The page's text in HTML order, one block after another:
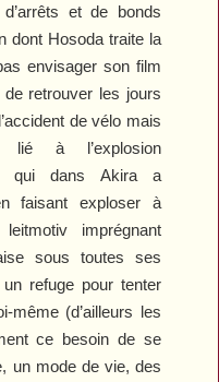
et de bonds
dont Hosoda traite la
envisager son film
retrouver les jours
de vélo mais
lié à l’explosion
qui dans Akiraa
faisant exploser à
imprégnant
sous toutes ses
refuge pour tenter
même (d’ailleurs les
ce besoin de se
un mode de vie, des